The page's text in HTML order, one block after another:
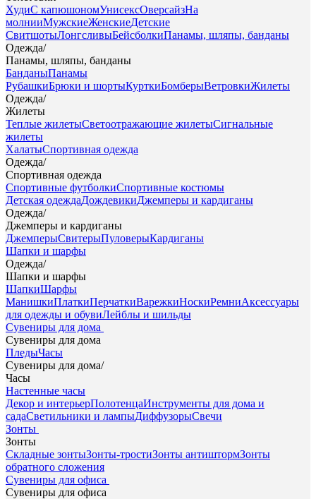
ХудиС капюшономУнисексОверсайзНа
молнииМужскиеЖенскиеДетские
СвитшотыЛонгсливыБейсболкиПанамы, шляпы, банданы
Одежда/
Панамы, шляпы, банданы
БанданыПанамы
РубашкиБрюки и шортыКурткиБомберыВетровкиЖилеты
Одежда/
Жилеты
Теплые жилетыСветоотражающие жилетыСигнальные
жилеты
ХалатыСпортивная одежда
Одежда/
Спортивная одежда
Спортивные футболкиСпортивные костюмы
Детская одеждаДождевикиДжемперы и кардиганы
Одежда/
Джемперы и кардиганы
ДжемперыСвитерыПуловерыКардиганы
Шапки и шарфы
Одежда/
Шапки и шарфы
ШапкиШарфы
МанишкиПлаткиПерчаткиВарежкиНоскиРемниАксессуары
для одежды и обувиЛейблы и шильды
Сувениры для дома
Сувениры для дома
ПледыЧасы
Сувениры для дома/
Часы
Настенные часы
Декор и интерьерПолотенцаИнструменты для дома и
садаСветильники и лампыДиффузорыСвечи
Зонты
Зонты
Складные зонтыЗонты-тростиЗонты антиштормЗонты
обратного сложения
Сувениры для офиса
Сувениры для офиса